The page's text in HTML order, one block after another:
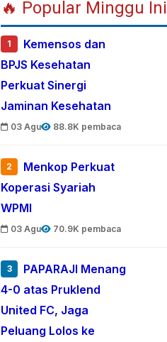
🔥 Popular Minggu Ini
1
Kemensos dan
BPJS Kesehatan
Perkuat Sinergi
Jaminan Kesehatan
03 Agu 88.8K pembaca
2
Menkop Perkuat
Koperasi Syariah
WPMI
03 Agu 70.9K pembaca
3
PAPARAJI Menang
4-0 atas Pruklend
United FC, Jaga
Peluang Lolos ke